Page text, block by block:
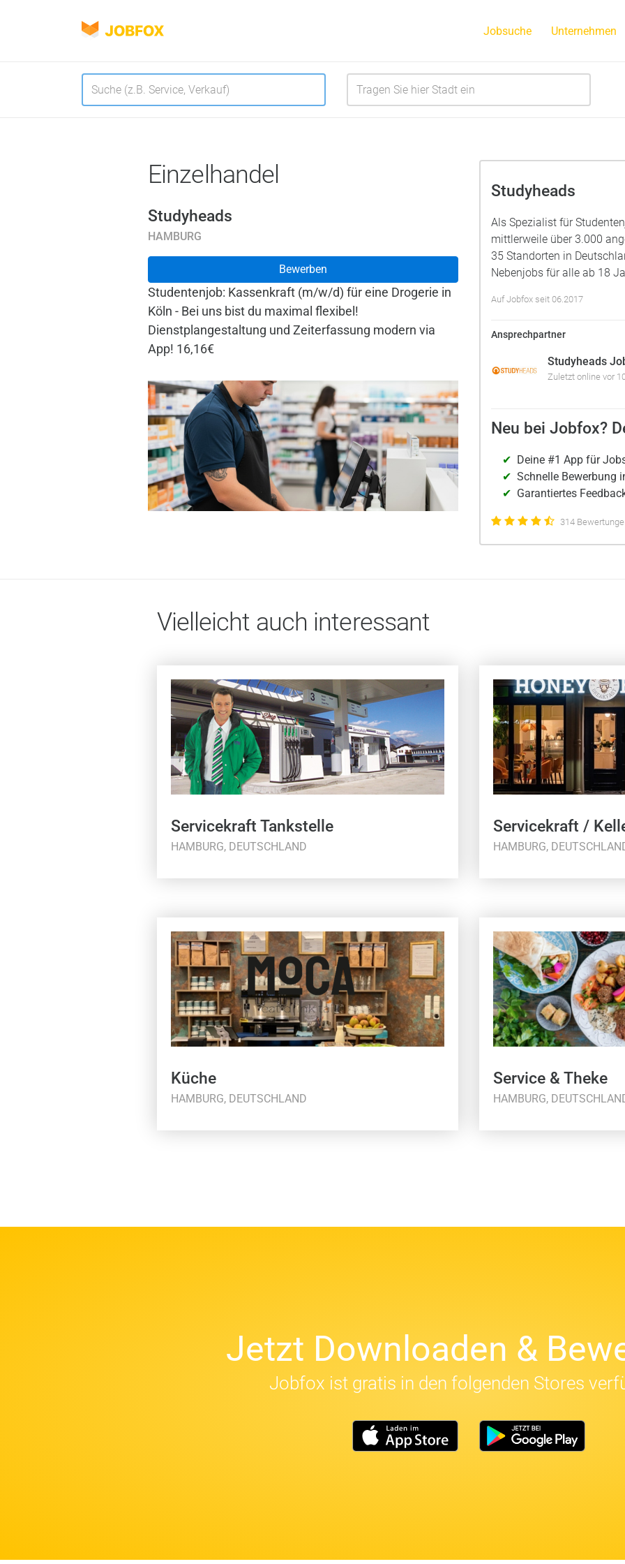
JOBFOX Navigation
Sprache Jobsuche Unternehmen
Einzelhandel
Studyheads
HAMBURG
Bewerben
Studentenjob: Kassenkraft (m/w/d) für eine Drogerie in
Köln - Bei uns bist du maximal flexibel!
Dienstplangestaltung und Zeiterfassung modern via
App! 16,16€
Studyheads
Als Spezialist für
mittlerweile über 3.000
35 Standorten in
Nebenjobs für alle ab 18
Auf Jobfox seit 06.2017
Ansprechpartner
Studyheads
Zuletzt online vor
Neu bei Jobfox?
Deine #1 App für
Schnelle Bewerbung
Garantiertes
314
Vielleicht auch interessant
Servicekraft Tankstelle
HAMBURG, DEUTSCHLAND
Servicekraft /
HAMBURG,
Küche
HAMBURG, DEUTSCHLAND
Service & Theke
HAMBURG,
Jetzt Downloaden &
Jobfox ist gratis in den folgenden Stores